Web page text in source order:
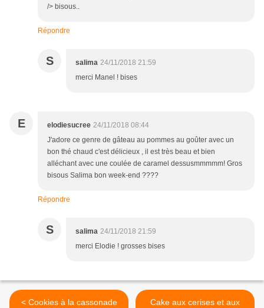
/> bisous..
Répondre
S salima 24/11/2018 21:59
merci Manel ! bises
E elodiesucree 24/11/2018 08:44
J'adore ce genre de gâteau au pommes au goûter avec un
bon thé chaud c'est délicieux , il est très beau et bien
alléchant avec une coulée de caramel dessusmmmmm! Gros
bisous Salima bon week-end ????
Répondre
S salima 24/11/2018 21:59
merci Elodie ! grosses bises
< Cookies à la cassonade
Cake aux cerises et aux